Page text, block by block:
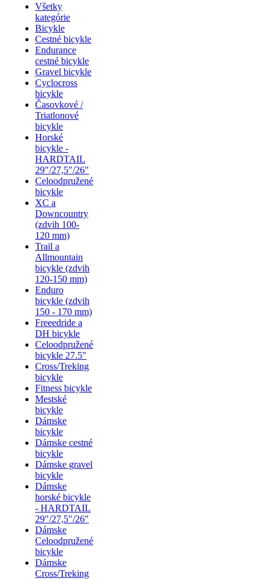
Všetky
kategórie
Bicykle
Cestné bicykle
Endurance
cestné bicykle
Gravel bicykle
Cyclocross
bicykle
Časovkové /
Triatlonové
bicykle
Horské
bicykle -
HARDTAIL
29"/27,5"/26"
Celoodpružené
bicykle
XC a
Downcountry
(zdvih 100-
120 mm)
Trail a
Allmountain
bicykle (zdvih
120-150 mm)
Enduro
bicykle (zdvih
150 - 170 mm)
Freeedride a
DH bicykle
Celoodpružené
bicykle 27.5"
Cross/Treking
bicykle
Fitness bicykle
Mestské
bicykle
Dámske
bicykle
Dámske cestné
bicykle
Dámske gravel
bicykle
Dámske
horské bicykle
- HARDTAIL
29"/27,5"/26"
Dámske
Celoodpružené
bicykle
Dámske
Cross/Treking